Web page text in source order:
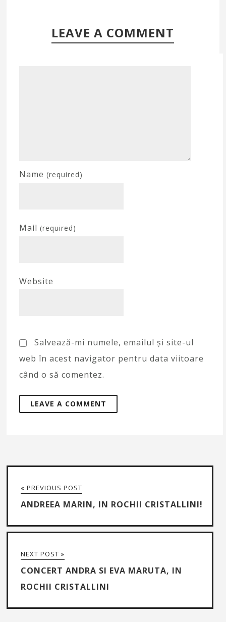
LEAVE A COMMENT
Name(required)
Mail(required)
Website
Salvează-mi numele, emailul și site-ul
web în acest navigator pentru data viitoare
când o să comentez.
« PREVIOUS POST
ANDREEA MARIN, IN ROCHII CRISTALLINI!
NEXT POST »
CONCERT ANDRA SI EVA MARUTA, IN
ROCHII CRISTALLINI